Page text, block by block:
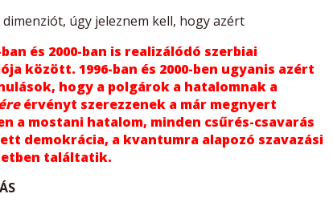
úgy jeleznem kell, hogy azért
és 2000-ban is realizálódó szerbiai
között. 1996-ban és 2000-ben ugyanis azért
hogy a polgárok a hatalomnak a
érvényt szerezzenek a már megnyert
a mostani hatalom, minden csűrés-csavarás
demokrácia, a kvantumra alapozó szavazási
találtatik.